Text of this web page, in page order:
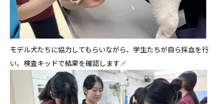
モデル犬たちに協力してもらいながら、学生たちが自ら採血を行
い、検査キッドで結果を確認します